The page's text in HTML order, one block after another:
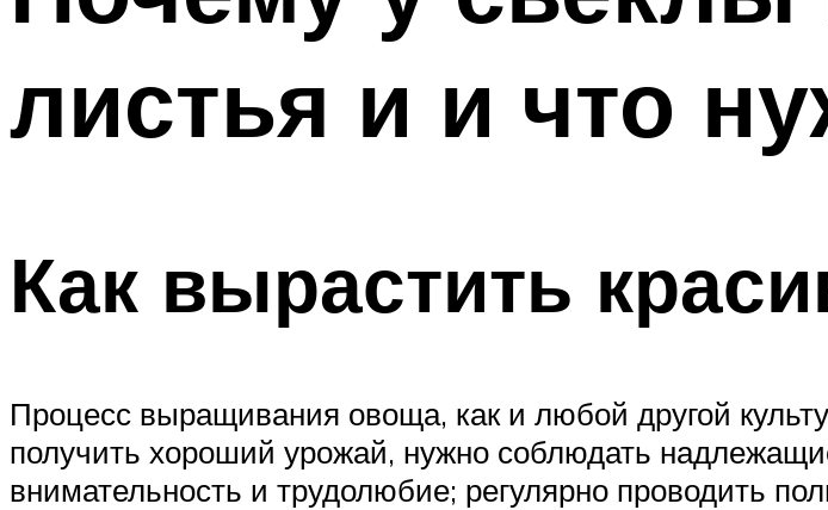
листья и и что
Как вырастить
Процесс выращивания овоща, как и любой другой
получить хороший урожай, нужно соблюдать
внимательность и трудолюбие; регулярно проводить